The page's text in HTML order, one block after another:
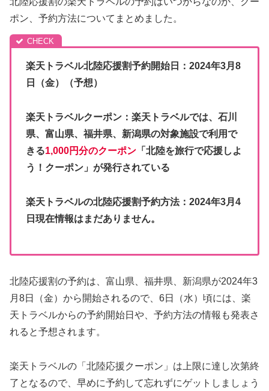
ポン、予約方法についてまとめました。
楽天トラベル北陸応援割予約開始日：2024年3月8
日（金）（予想）
楽天トラベルクーポン：楽天トラベルでは、石川
県、富山県、福井県、新潟県の対象施設で利用で
きる1,000円分のクーポン 「北陸を旅行で応援しよ
う！クーポン」が発行されている
楽天トラベルの北陸応援割予約方法：2024年3月4
日現在情報はまだありません。
北陸応援割の予約は、富山県、福井県、新潟県が2024年3
月8日（金）から開始されるので、6日（水）頃には、楽
天トラベルからの予約開始日や、予約方法の情報も発表さ
れると予想されます。
楽天トラベルの「北陸応援クーポン」は上限に達し次第終
了となるので、早めに予約して忘れずにゲットしましょう